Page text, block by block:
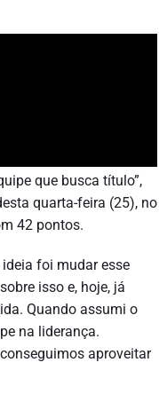
que busca título”,
quarta-feira (25), no
42 pontos.
foi mudar esse
isso e, hoje, já
Quando assumi o
na liderança.
aproveitar